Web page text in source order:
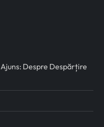
Despre Despărțire